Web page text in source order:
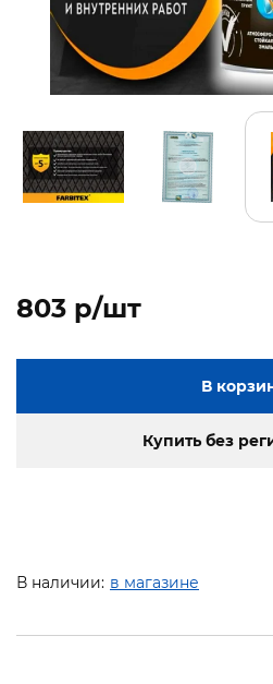
803 p/шт
В
Купить без
В наличии: в магазине